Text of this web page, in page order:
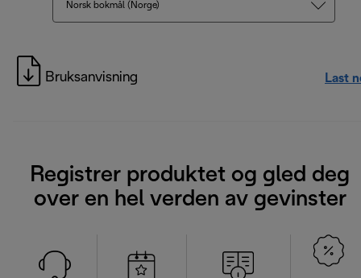
Norsk bokmål (Norge)
Bruksanvisning Last
Registrer produktet og gled deg
over en hel verden av gevinster